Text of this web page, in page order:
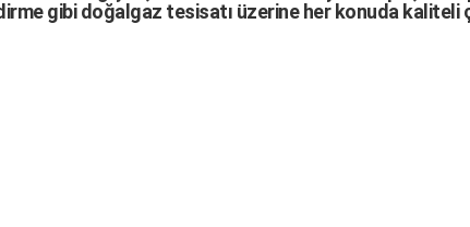
gibi doğalgaz tesisatı üzerine her konuda kaliteli